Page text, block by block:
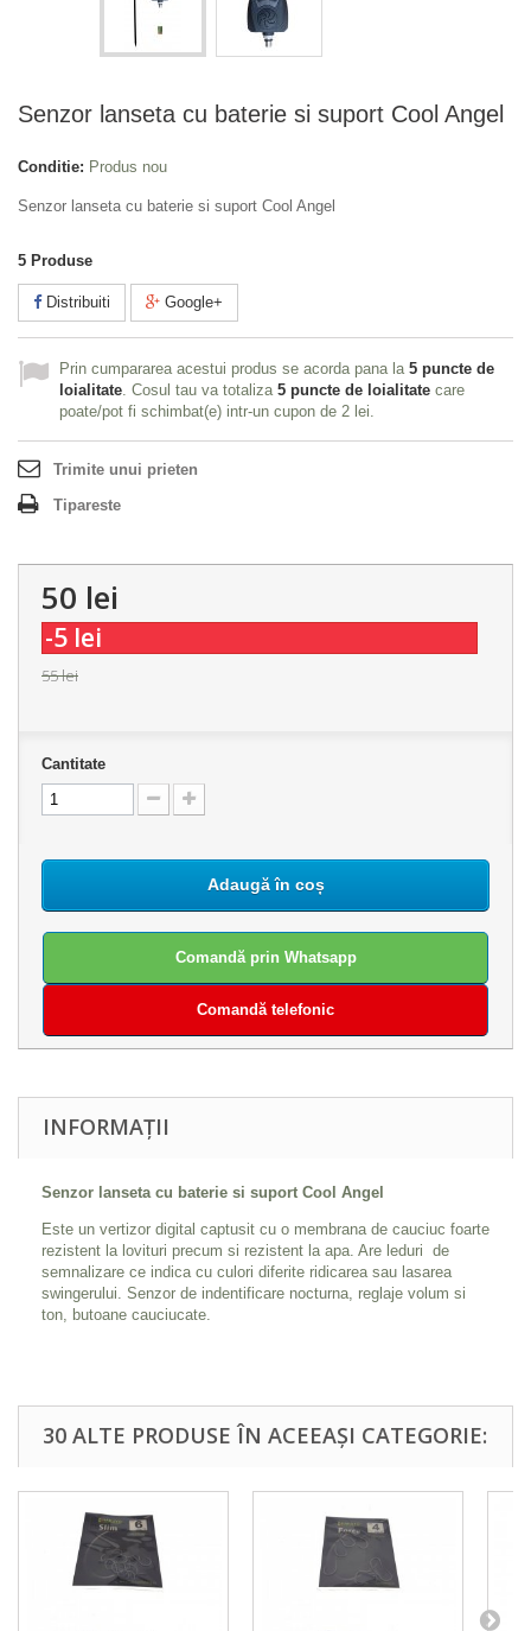
Senzor lanseta cu baterie si suport Cool Angel
Conditie: Produs nou
Senzor lanseta cu baterie si suport Cool Angel
5 Produse
Distribuiti Google+
Prin cumpararea acestui produs se acorda pana la 5 puncte de
loialitate . Cosul tau va totaliza 5 puncte de loialitate care
poate/pot fi schimbat(e) intr-un cupon de 2 lei
Trimite unui prieten
Tipareste
50 lei
-5 lei
55 lei
Cantitate
Adaugă în coș
Comandă prin Whatsapp
Comandă telefonic
INFORMAȚII
Senzor lanseta cu baterie si suport Cool Angel
Este un vertizor digital captusit cu o membrana de cauciuc foarte
rezistent la lovituri precum si rezistent la apa. Are leduri de
semnalizare ce indica cu culori diferite ridicarea sau lasarea
swingerului. Senzor de indentificare nocturna, reglaje volum si
ton, butoane cauciucate.
30 ALTE PRODUSE ÎN ACEEAȘI CATEGORIE: